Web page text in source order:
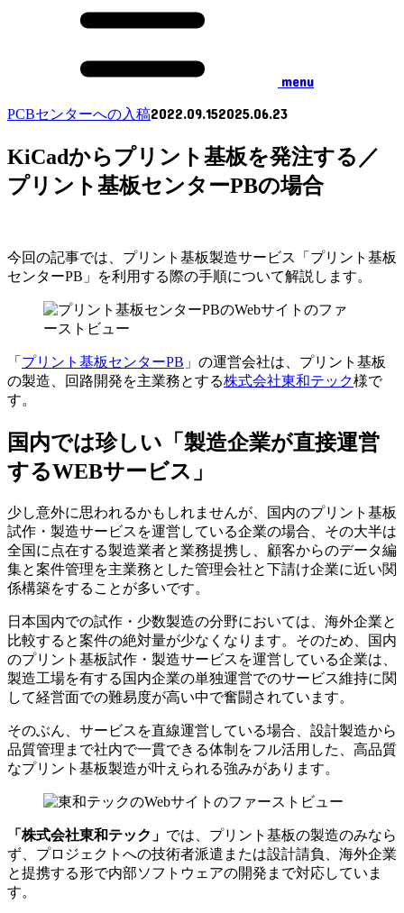
menu
PCBセンターへの入稿2022.09.152025.06.23
KiCadからプリント基板を発注する／
プリント基板センターPBの場合
今回の記事では、プリント基板製造サービス「プリント基板
センターPB」を利用する際の手順について解説します。
「 プリント基板センターPB 」の運営会社は、プリント基板
の製造、回路開発を主業務とする株式会社東和テック様で
す。
国内では珍しい「製造企業が直接運営
するWEBサービス」
少し意外に思われるかもしれませんが、国内のプリント基板
試作・製造サービスを運営している企業の場合、その大半は
全国に点在する製造業者と業務提携し、顧客からのデータ編
集と案件管理を主業務とした管理会社と下請け企業に近い関
係構築をすることが多いです。
日本国内での試作・少数製造の分野においては、海外企業と
比較すると案件の絶対量が少なくなります。そのため、国内
のプリント基板試作・製造サービスを運営している企業は、
製造工場を有する国内企業の単独運営でのサービス維持に関
して経営面での難易度が高い中で奮闘されています。
そのぶん、サービスを直線運営している場合、設計製造から
品質管理まで社内で一貫できる体制をフル活用した、高品質
なプリント基板製造が叶えられる強みがあります。
「株式会社東和テック」 では、プリント基板の製造のみなら
ず、プロジェクトへの技術者派遣または設計請負、海外企業
と提携する形で内部ソフトウェアの開発まで対応していま
す。